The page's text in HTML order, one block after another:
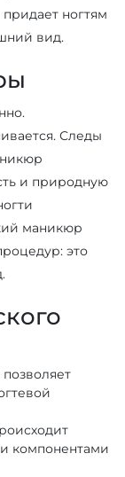
ногтям
вид.
Следы
и природную
маникюр
это
компонентами